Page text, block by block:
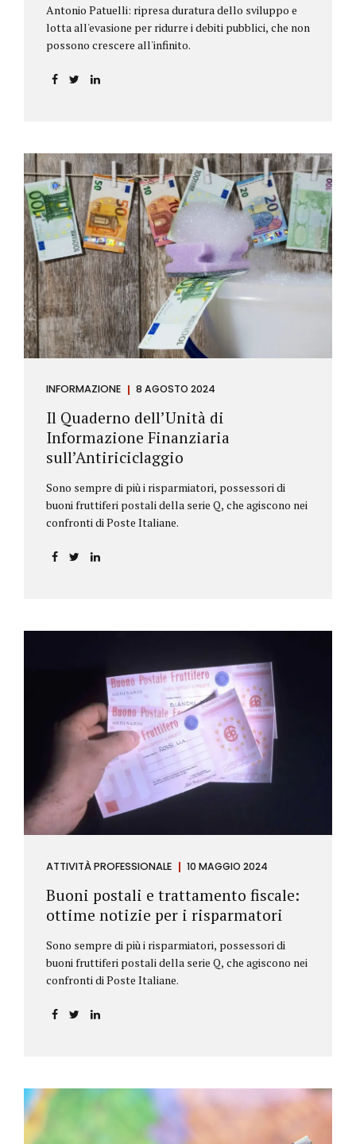
Antonio Patuelli: ripresa duratura dello sviluppo e
lotta all'evasione per ridurre i debiti pubblici, che non
possono crescere all'infinito.
INFORMAZIONE 8 AGOSTO 2024
Il Quaderno dell’Unità di
Informazione Finanziaria
sull’Antiriciclaggio
Sono sempre di più i risparmiatori, possessori di
buoni fruttiferi postali della serie Q, che agiscono nei
confronti di Poste Italiane.
ATTIVITÀ PROFESSIONALE 10 MAGGIO 2024
Buoni postali e trattamento fiscale:
ottime notizie per i risparmatori
Sono sempre di più i risparmiatori, possessori di
buoni fruttiferi postali della serie Q, che agiscono nei
confronti di Poste Italiane.